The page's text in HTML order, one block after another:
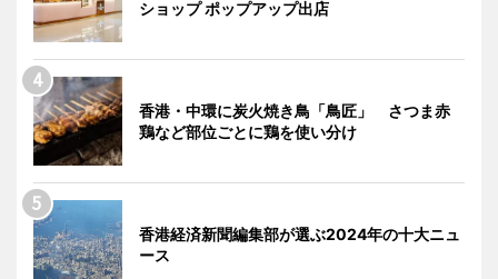
ショップ ポップアップ出店
香港・中環に炭火焼き鳥「鳥匠」 さつま赤
鶏など部位ごとに鶏を使い分け
香港経済新聞編集部が選ぶ2024年の十大ニュ
ース